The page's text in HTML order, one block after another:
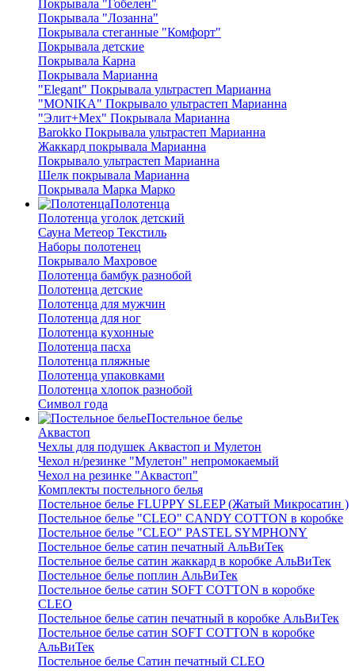
Покрывала "Гобелен"
Покрывала "Лозанна"
Покрывала стеганные "Комфорт"
Покрывала детские
Покрывала Карна
Покрывала Марианна
"Elegant" Покрывала ультрастеп Марианна
"MONIKA" Покрывало ультрастеп Марианна
"Элит+Мех" Покрывала Марианна
Barokko Покрывала ультрастеп Марианна
Жаккард покрывала Марианна
Покрывало ультрастеп Марианна
Шелк покрывала Марианна
Покрывала Марка Марко
Полотенца
Полотенца уголок детский
Сауна Метеор Текстиль
Наборы полотенец
Покрывало Махровое
Полотенца бамбук разнобой
Полотенца детские
Полотенца для мужчин
Полотенца для ног
Полотенца кухонные
Полотенца пасха
Полотенца пляжные
Полотенца упаковками
Полотенца хлопок разнобой
Символ года
Постельное белье
Аквастоп
Чехлы для подушек Аквастоп и Мулетон
Чехол н/резинке "Мулетон" непромокаемый
Чехол на резинке "Аквастоп"
Комплекты постельного белья
Постельное белье FLUPPY SLEEP (Жатый Микросатин )
Постельное белье "CLEO" CANDY COTTON в коробке
Постельное белье "CLEO" PASTEL SYMPHONY
Постельное белье сатин печатный АльВиТек
Постельное белье сатин жаккард в коробке АльВиТек
Постельное белье поплин АльВиТек
Постельное белье сатин SOFT COTTON в коробке
CLEO
Постельное белье сатин печатный в коробке АльВиТек
Постельное белье сатин SOFT COTTON в коробке
АльВиТек
Постельное белье Сатин печатный CLEO